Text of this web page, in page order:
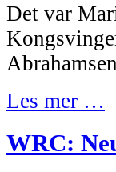
Det var
Les mer …
WRC: